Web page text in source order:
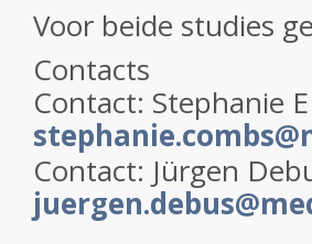
Voor beide studies
Contacts
Contact: Stephanie
Contact: Jürgen